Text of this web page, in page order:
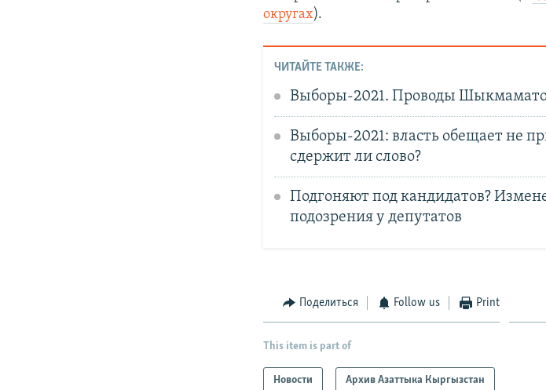
округах).
ЧИТАЙТЕ ТАКЖЕ:
Выборы-2021. Проводы
Выборы-2021: власть обещает не
сдержит ли слово?
Подгоняют под кандидатов?
подозрения у депутатов
Поделиться Follow us Print
This item is part of
Новости Архив Азаттыка Кыргызстан